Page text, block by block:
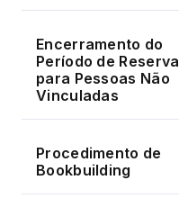
Encerramento do
Período de Reserva
para Pessoas Não
Vinculadas
Procedimento de
Bookbuilding